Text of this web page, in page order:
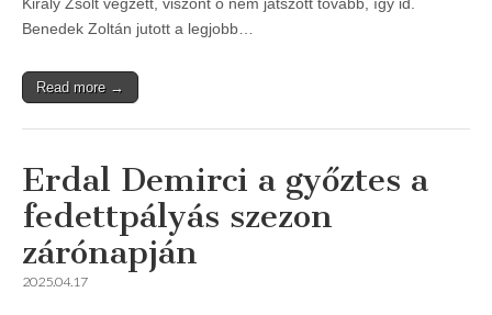
Benedek Zoltán jutott a legjobb…
Read more →
Erdal Demirci a győztes a
fedettpályás szezon
zárónapján
2025.04.17